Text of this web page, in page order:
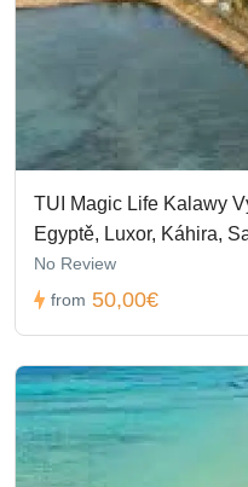
TUI Magic Life Kalawy
Egyptě, Luxor, Káhira,
No Review
from 50,00€